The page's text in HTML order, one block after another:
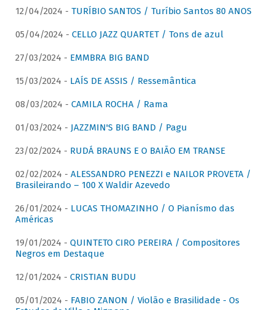
12/04/2024 - TURÍBIO SANTOS / Turíbio Santos 80 ANOS
05/04/2024 - CELLO JAZZ QUARTET / Tons de azul
27/03/2024 - EMMBRA BIG BAND
15/03/2024 - LAÍS DE ASSIS / Ressemântica
08/03/2024 - CAMILA ROCHA / Rama
01/03/2024 - JAZZMIN'S BIG BAND / Pagu
23/02/2024 - RUDÁ BRAUNS E O BAIÃO EM TRANSE
02/02/2024 - ALESSANDRO PENEZZI e NAILOR PROVETA /
Brasileirando – 100 X Waldir Azevedo
26/01/2024 - LUCAS THOMAZINHO / O Pianísmo das
Américas
19/01/2024 - QUINTETO CIRO PEREIRA / Compositores
Negros em Destaque
12/01/2024 - CRISTIAN BUDU
05/01/2024 - FABIO ZANON / Violão e Brasilidade - Os